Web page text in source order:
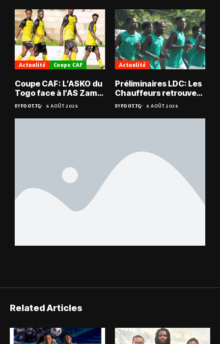
Actualité Coupe CAF
Coupe CAF: L’ASKO du
Togo face à l’AS Zam
du Niger
BYFOOT.TG 6 AOÛT 2026
Actualité
Préliminaires LDC: Les
Chauffeurs retrouvent
les Mimos
BYFOOT.TG 6 AOÛT 2026
Related Articles